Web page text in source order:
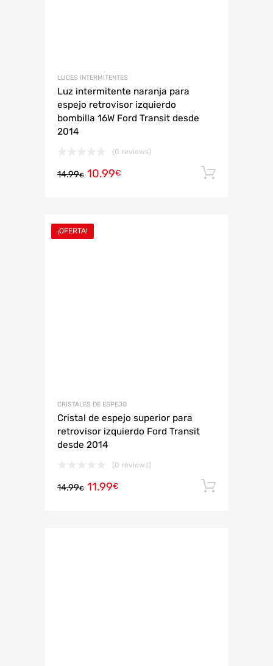
LUCES INTERMITENTES
Luz intermitente naranja para
espejo retrovisor izquierdo
bombilla 16W Ford Transit desde
2014
(0 reviews)
14.99€ 10.99€
¡OFERTA!
CRISTALES DE ESPEJO
Cristal de espejo superior para
retrovisor izquierdo Ford Transit
desde 2014
(0 reviews)
14.99€ 11.99€